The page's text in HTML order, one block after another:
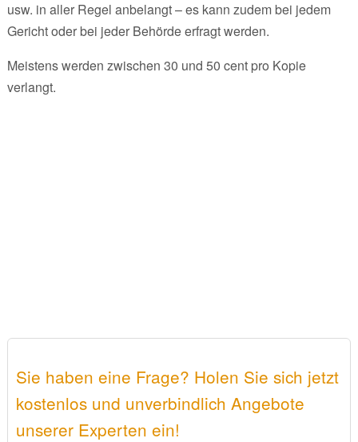
usw. in aller Regel anbelangt – es kann zudem bei jedem
Gericht oder bei jeder Behörde erfragt werden.
Meistens werden zwischen 30 und 50 cent pro Kopie
verlangt.
Sie haben eine Frage? Holen Sie sich jetzt
kostenlos und unverbindlich Angebote
unserer Experten ein!